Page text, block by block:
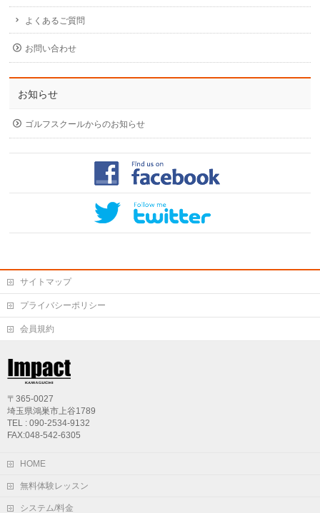
よくあるご質問
お問い合わせ
お知らせ
ゴルフスクールからのお知らせ
サイトマップ
プライバシーポリシー
会員規約
〒365-0027
埼玉県鴻巣市上谷1789
TEL : 090-2534-9132
FAX:048-542-6305
HOME
無料体験レッスン
システム/料金